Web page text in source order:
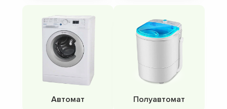
Автомат Полуавтомат